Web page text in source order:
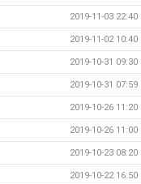
2019-11-03 22:40
2019-11-02 10:40
2019-10-31 09:30
2019-10-31 07:59
2019-10-26 11:20
2019-10-26 11:00
2019-10-23 08:20
2019-10-22 16:50